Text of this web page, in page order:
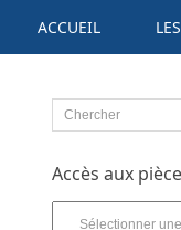
ACCUEIL
Accès aux